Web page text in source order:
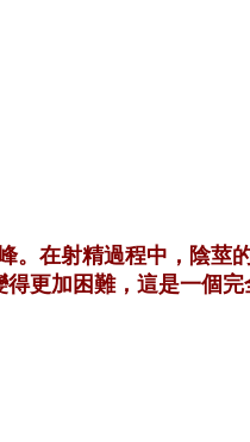
。在射精過程中，陰
更加困難，這是一個完